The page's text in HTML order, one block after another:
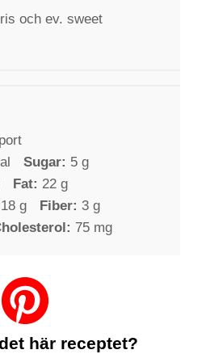
och ev. sweet
Sugar: 5 g
Fat: 22 g
18 g Fiber: 3 g
75 mg
här receptet?